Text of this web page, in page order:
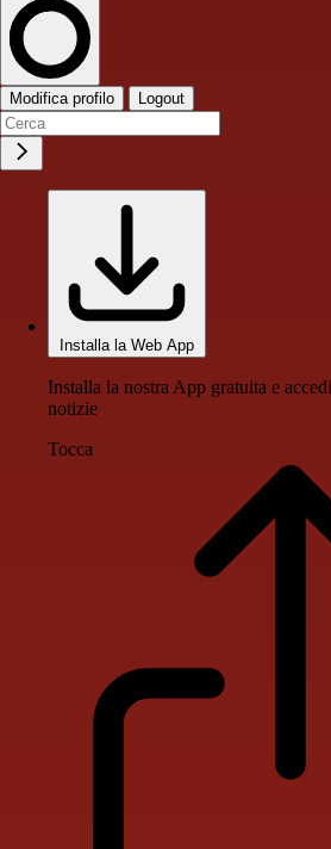
Modifica profilo Logout
Installa la Web App
Installa la nostra App gratuita e
notizie
Tocca